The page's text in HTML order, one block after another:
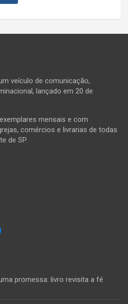
veículo de comunicação,
lançado em 20 de
mensais e com
comércios e livrarias de todas
de SP.
promessa: livro revisita a fé